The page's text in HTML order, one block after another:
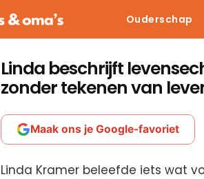
Ouderschap
Linda beschrijft
zonder tekenen van
Maak ons je Google-favoriet
Linda Kramer beleefde iets wat